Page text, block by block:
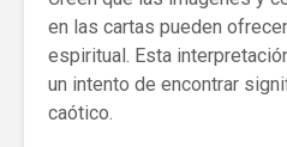
en las cartas pueden
espiritual. Esta
un intento de encontrar
caótico.